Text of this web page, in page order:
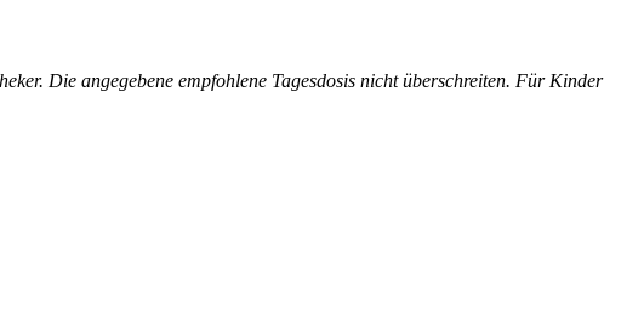
Die angegebene empfohlene Tagesdosis nicht überschreiten. Für Kinder